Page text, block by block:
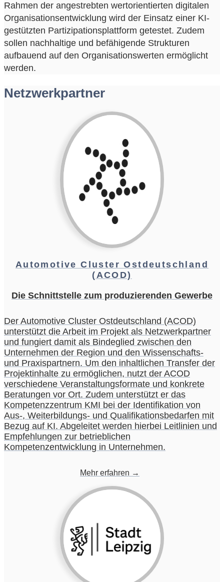
Rahmen der angestrebten wertorientierten digitalen
Organisationsentwicklung wird der Einsatz einer KI-
gestützten Partizipationsplattform getestet. Zudem
sollen nachhaltige und befähigende Strukturen
aufbauend auf den Organisationswerten ermöglicht
werden.
Netzwerkpartner
Automotive Cluster Ostdeutschland
(ACOD)
Die Schnittstelle zum produzierenden Gewerbe
Der Automotive Cluster Ostdeutschland (ACOD)
unterstützt die Arbeit im Projekt als Netzwerkpartner
und fungiert damit als Bindeglied zwischen den
Unternehmen der Region und den Wissenschafts-
und Praxispartnern. Um den inhaltlichen Transfer der
Projektinhalte zu ermöglichen, nutzt der ACOD
verschiedene Veranstaltungsformate und konkrete
Beratungen vor Ort. Zudem unterstützt er das
Kompetenzzentrum KMI bei der Identifikation von
Aus-, Weiterbildungs- und Qualifikationsbedarfen mit
Bezug auf KI. Abgeleitet werden hierbei Leitlinien und
Empfehlungen zur betrieblichen
Kompetenzentwicklung in Unternehmen.
Mehr erfahren →